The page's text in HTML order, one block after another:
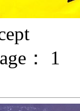
： 1